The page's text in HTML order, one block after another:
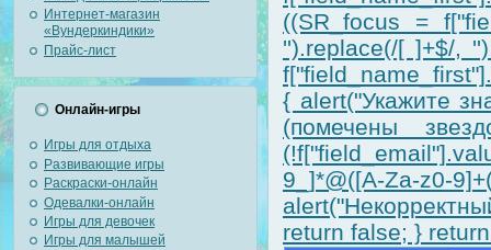
Интернет-магазин
«Вундеркиндики»
Прайс-лист
Онлайн-игры
Игры для отдыха
Развивающие игры
Раскраски-онлайн
Одевалки-онлайн
Игры для девочек
Игры для малышей
((SR_focus =
'').replace(/[ ]+$/,
{ alert("Укажите
(помечены
9_]*@([A-Za-z0-
return false; }